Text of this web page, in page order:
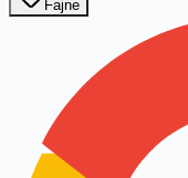
Fajne